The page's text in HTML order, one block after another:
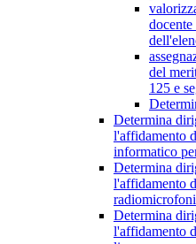
del
125 e
Determina
l'affidamento
informatico
Determina
l'affidamento
Determina
l'affidamento